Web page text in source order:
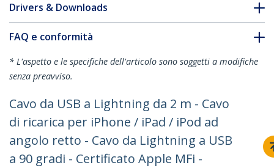
Drivers & Downloads
FAQ e conformità
* L'aspetto e le specifiche dell'articolo sono soggetti a modifiche
senza preavviso.
Cavo da USB a Lightning da 2 m - Cavo
di ricarica per iPhone / iPad / iPod ad
angolo retto - Cavo da Lightning a USB
a 90 gradi - Certificato Apple MFi -